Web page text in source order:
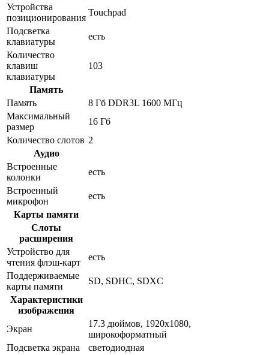
Устройства
позиционирования
Touchpad
Подсветка
клавиатуры
есть
Количество
клавиш
клавиатуры
103
Память
Память
8 Гб DDR3L 1600 МГц
Максимальный
размер
16 Гб
Количество слотов 2
Аудио
Встроенные
колонки
есть
Встроенный
микрофон
есть
Карты памяти
Слоты
расширения
Устройство для
чтения флэш-карт
есть
Поддерживаемые
карты памяти
SD, SDHC, SDXC
Характеристики
изображения
Экран
17.3 дюймов, 1920x1080,
широкоформатный
Подсветка экрана
светодиодная